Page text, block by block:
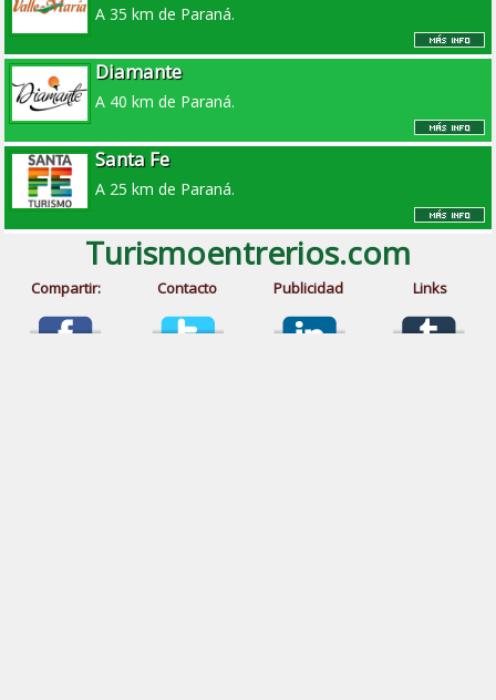
A 35 km de Paraná.
Diamante
A 40 km de Paraná.
Santa Fe
A 25 km de Paraná.
Turismoentrerios.com
Compartir: Contacto Publicidad Links